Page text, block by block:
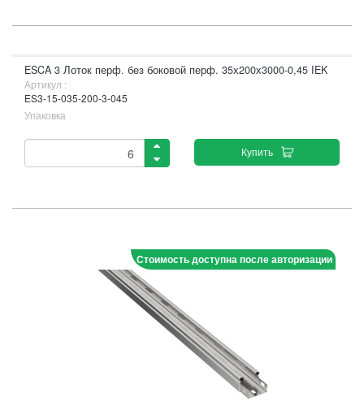
ESCA 3 Лоток перф. без боковой перф. 35х200х3000-0,45 IEK
Артикул :
ES3-15-035-200-3-045
Упаковка
Купить
Стоимость доступна после авторизации